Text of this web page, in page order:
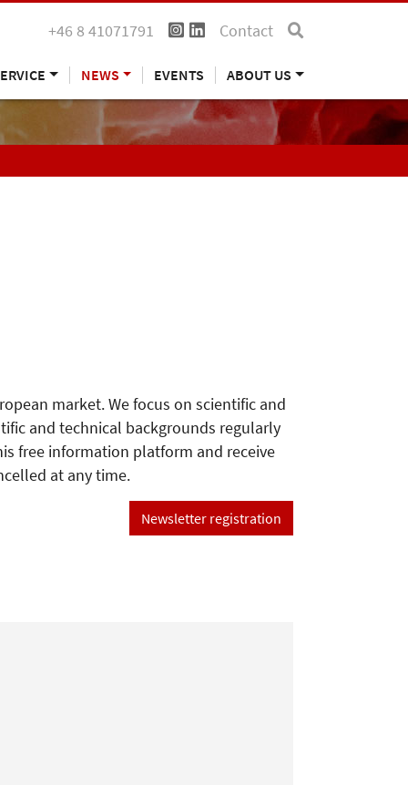
+46 8 41071791 Contact
NEWS EVENTS ABOUT US
market. We focus on scientific and
and technical backgrounds regularly
free information platform and receive
at any time.
Newsletter registration